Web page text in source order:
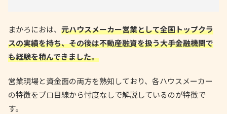
まかろにおは、 元ハウスメーカー営業として全国トップクラ
スの実績を持ち、その後は不動産融資を扱う大手金融機関で
も経験を積んできました。
営業現場と資金面の両方を熟知しており、各ハウスメーカー
の特徴をプロ目線から忖度なしで解説しているのが特徴で
す。